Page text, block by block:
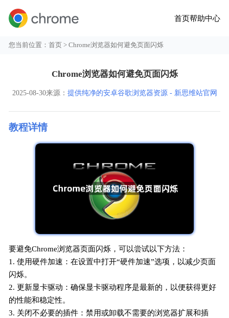
首页帮助中心
您当前位置：首页 > Chrome浏览器如何避免页面闪烁
Chrome浏览器如何避免页面闪烁
2025-08-30来源： 提供纯净的安卓谷歌浏览器资源 - 新思维站官网
教程详情
要避免Chrome浏览器页面闪烁，可以尝试以下方法：
1. 使用硬件加速：在设置中打开“硬件加速”选项，以减少页面
闪烁。
2. 更新显卡驱动：确保显卡驱动程序是最新的，以便获得更好
的性能和稳定性。
3. 关闭不必要的插件：禁用或卸载不需要的浏览器扩展和插